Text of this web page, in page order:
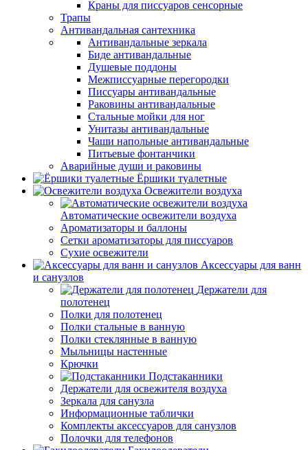
Краны для писсуаров сенсорные
Трапы
Антивандальная сантехника
Антивандальные зеркала
Биде антивандальные
Душевые поддоны
Межписсуарные перегородки
Писсуары антивандальные
Раковины антивандальные
Стальные мойки для ног
Унитазы антивандальные
Чаши напольные антивандальные
Питьевые фонтанчики
Аварийные души и раковины
Ёршики туалетные
Освежители воздуха
Автоматические освежители воздуха
Ароматизаторы и баллоны
Сетки ароматизаторы для писсуаров
Сухие освежители
Аксессуары для ванн
и санузлов
Держатели для
полотенец
Полки для полотенец
Полки стальные в ванную
Полки стеклянные в ванную
Мыльницы настенные
Крючки
Подстаканники
Держатели для освежителя воздуха
Зеркала для санузла
Информационные таблички
Комплекты аксессуаров для санузлов
Полочки для телефонов